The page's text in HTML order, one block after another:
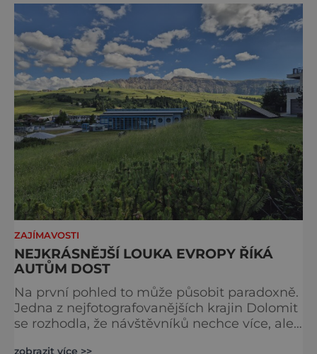
ZAJÍMAVOSTI
NEJKRÁSNĚJŠÍ LOUKA EVROPY ŘÍKÁ
AUTŮM DOST
Na první pohled to může působit paradoxně.
Jedna z nejfotografovanějších krajin Dolomit
se rozhodla, že návštěvníků nechce více, ale
zobrazit více >>